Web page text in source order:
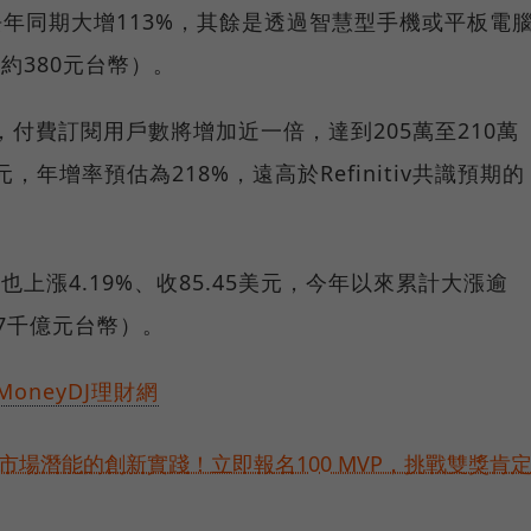
同期大增113%，其餘是透過智慧型手機或平板電
380元台幣）。
費訂閱用戶數將增加近一倍，達到205萬至210萬
，年增率預估為218%，遠高於Refinitiv共識預期的
上漲4.19%、收85.45美元，今年以來累計大漲逾
億元台幣）。
理財網
場潛能的創新實踐！立即報名100 MVP，挑戰雙獎肯定